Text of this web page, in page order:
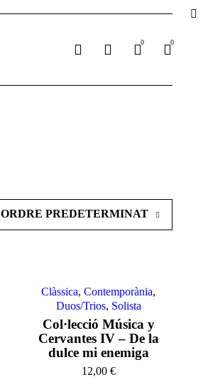
0
0
ORDRE PREDETERMINAT
Clàssica,Contemporània,
Duos/Trios, Solista
Col·lecció Música y
Cervantes IV – De la
dulce mi enemiga
12,00 €